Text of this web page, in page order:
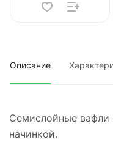
Описание
Семислойные вафли
начинкой.